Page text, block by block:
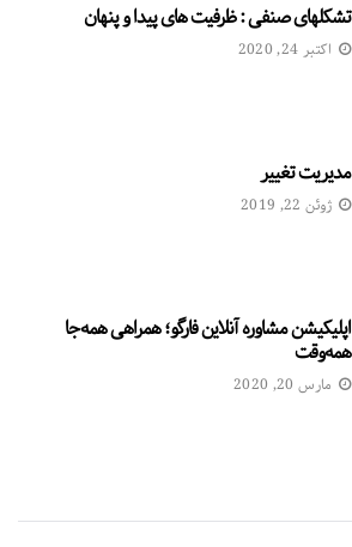
تشکلهای صنفی : ظرفيت های پیدا و پنهان
اکتبر 24, 2020
مدیریت تغییر
ژوئن 22, 2019
اپلیکیشن مشاوره آنلاین فارگو؛ همراهی همه‌جا
همه‌وقت
مارس 20, 2020